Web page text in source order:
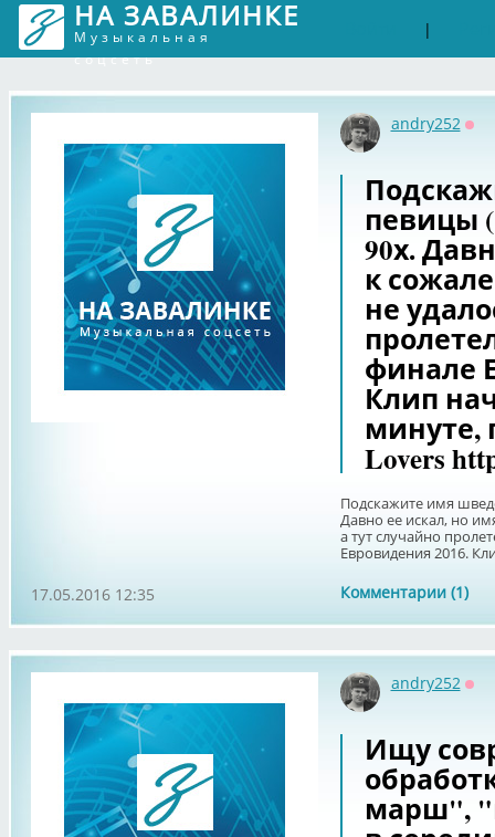
НА ЗАВАЛИНКЕ
Музыкальная
соцсеть
|
andry252
певицы
90х.
к
не
финале
Клип
минуте,
Lovers
Подскажите имя
Давно ее искал, но
а тут случайно
Евровидения 2016.
Комментарии (1)
17.05.2016 12:35
andry252
Ищу
марш",